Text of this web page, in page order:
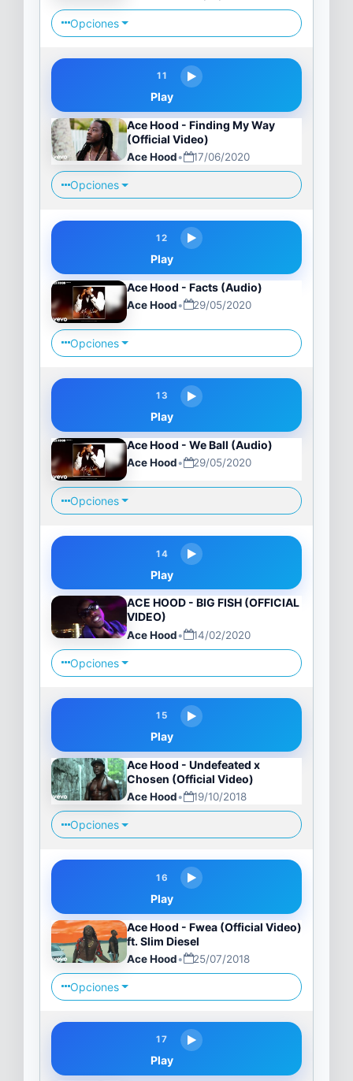
Opciones
11
Play
Ace Hood - Finding My Way
(Official Video)
Ace Hood• 17/06/2020
Opciones
12
Play
Ace Hood - Facts (Audio)
Ace Hood• 29/05/2020
Opciones
13
Play
Ace Hood - We Ball (Audio)
Ace Hood• 29/05/2020
Opciones
14
Play
ACE HOOD - BIG FISH (OFFICIAL
VIDEO)
Ace Hood• 14/02/2020
Opciones
15
Play
Ace Hood - Undefeated x
Chosen (Official Video)
Ace Hood• 19/10/2018
Opciones
16
Play
Ace Hood - Fwea (Official Video)
ft. Slim Diesel
Ace Hood• 25/07/2018
Opciones
17
Play